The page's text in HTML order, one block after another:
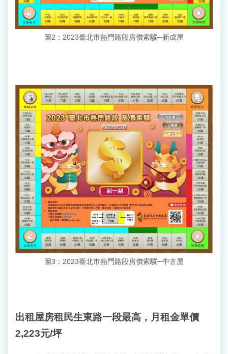
圖2：2023臺北市熱門路段房價索驥─新成屋
圖3：2023臺北市熱門路段房價索驥─中古屋
出租屋房租民生東路一段最高，月租金單價
2,223元/坪